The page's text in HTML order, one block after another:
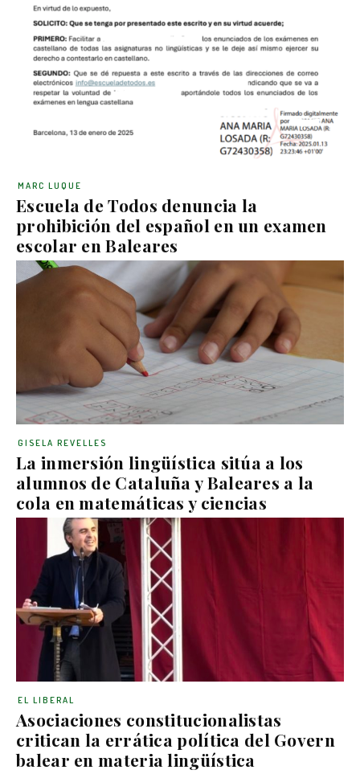
Escuela de Todos denuncia la
prohibición del español en un examen
escolar en Baleares
MARC LUQUE
La inmersión lingüística sitúa a los
alumnos de Cataluña y Baleares a la
cola en matemáticas y ciencias
GISELA REVELLES
Asociaciones constitucionalistas
critican la errática política del Govern
balear en materia lingüística
EL LIBERAL